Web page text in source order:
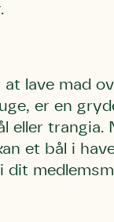
lave mad
er en
eller
et bål i
dit